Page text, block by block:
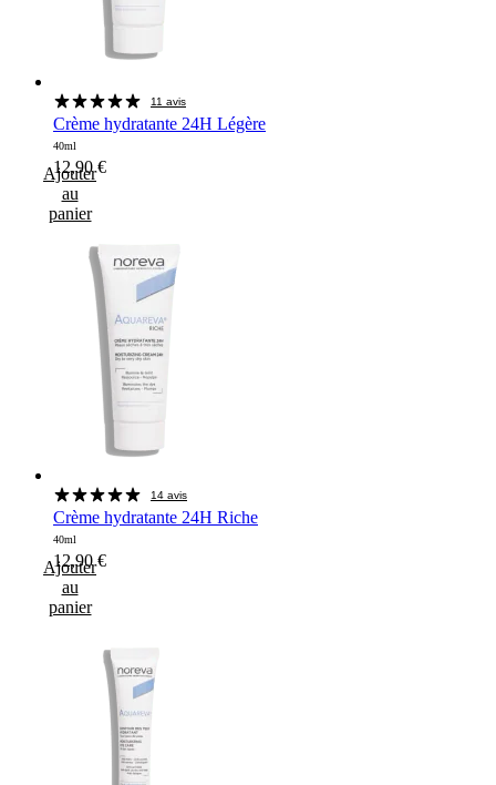
11 avis
Crème hydratante 24H Légère
40ml
12,90€
Ajouter
au
panier
14 avis
Crème hydratante 24H Riche
40ml
12,90€
Ajouter
au
panier